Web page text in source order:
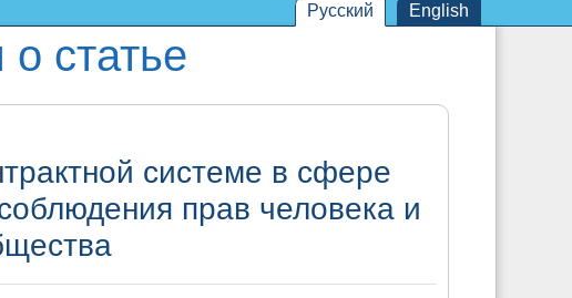
Русский English
статье
системе в сфере
прав человека и